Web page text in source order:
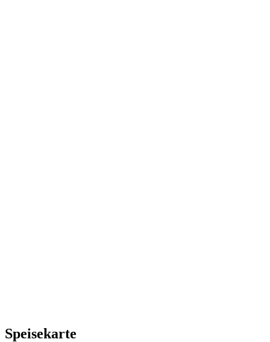
Speisekarte